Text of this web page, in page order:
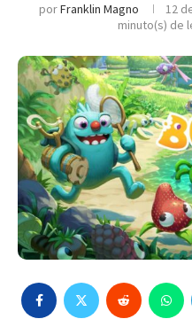
porFranklin Magno 12
minuto(s) de